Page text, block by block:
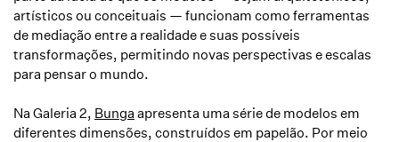
artísticos ou conceituais — funcionam como ferramentas
de mediação entre a realidade e suas possíveis
transformações, permitindo novas perspectivas e escalas
para pensar o mundo.
Na Galeria 2, Bungaapresenta uma série de modelos em
diferentes dimensões, construídos em papelão. Por meio